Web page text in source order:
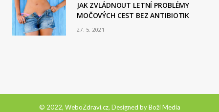
JAK ZVLÁDNOUT LETNÍ PROBLÉMY
MOČOVÝCH CEST BEZ ANTIBIOTIK
27. 5. 2021
© 2022, WeboZdraví.cz, Designed byBoží Media